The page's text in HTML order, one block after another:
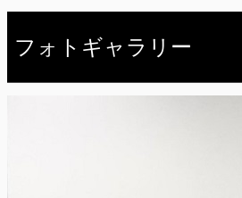
フォトギャラリー